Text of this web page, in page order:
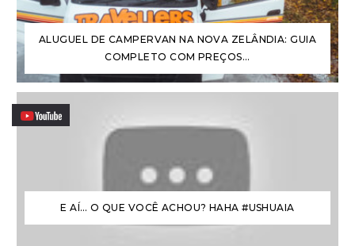
ALUGUEL DE CAMPERVAN NA NOVA ZELÂNDIA: GUIA
COMPLETO COM PREÇOS...
E AÍ… O QUE VOCÊ ACHOU? HAHA #USHUAIA